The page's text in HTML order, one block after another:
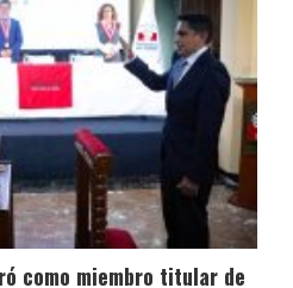
como miembro titular de